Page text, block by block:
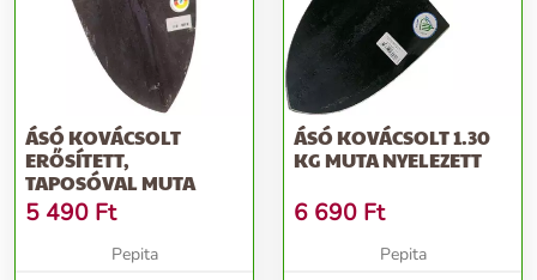
ÁSÓ KOVÁCSOLT
ERŐSÍTETT,
TAPOSÓVAL MUTA
5 490 Ft
Pepita
ÁSÓ KOVÁCSOLT 1.30
KG MUTA NYELEZETT
6 690 Ft
Pepita